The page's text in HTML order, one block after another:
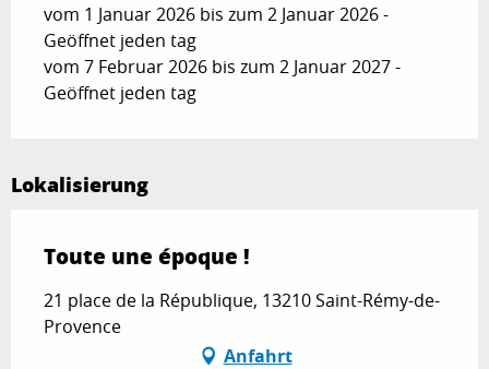
vom 1 Januar 2026 bis zum 2 Januar 2026 -
Geöffnet jeden tag
vom 7 Februar 2026 bis zum 2 Januar 2027 -
Geöffnet jeden tag
Lokalisierung
Toute une époque !
21 place de la République, 13210 Saint-Rémy-de-
Provence
Anfahrt